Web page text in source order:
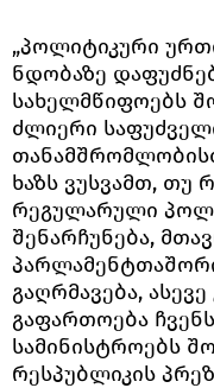
„პოლიტიკური
ნდობაზე
სახელმწიფოებს
ძლიერი
ხაზს ვუსვამთ, თუ
რეგულარული
შენარჩუნება,
გაღრმავება,
გაფართოება
სამინისტროებს
რესპუბლიკის